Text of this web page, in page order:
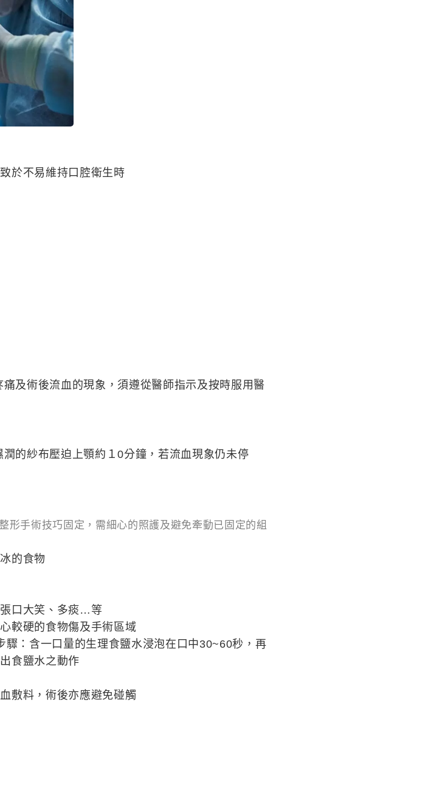
於不易維持口腔衛生時
痛及術後流血的現象，須遵從醫師指示及按時服用醫
的紗布壓迫上顎約１0分鐘，若流血現象仍未停
形手術技巧固定，需細心的照護及避免牽動已固定的組
的食物
口大笑、多痰…等
較硬的食物傷及手術區域
驟：含一口量的生理食鹽水浸泡在口中30~60秒，再
食鹽水之動作
敷料，術後亦應避免碰觸